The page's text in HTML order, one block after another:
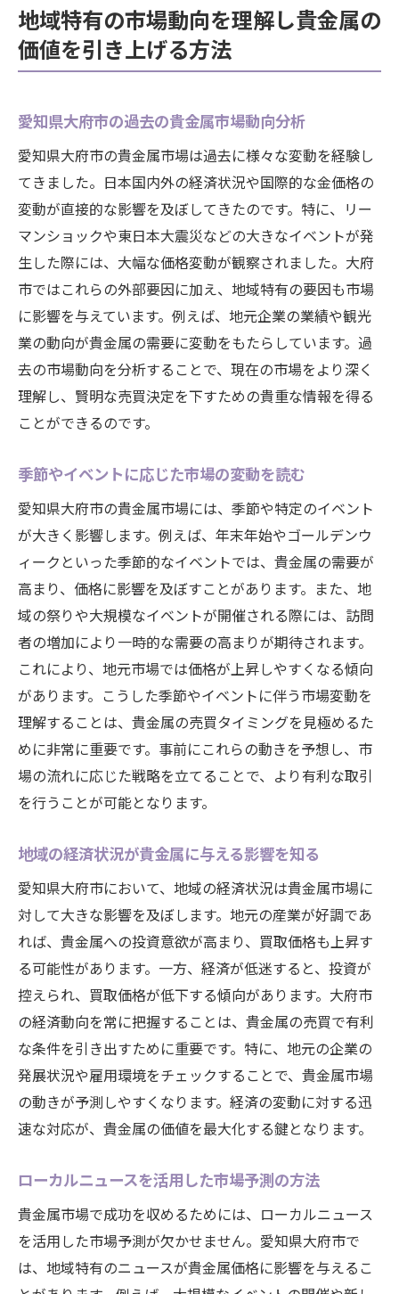
地域特有の市場動向を理解し貴金属の
価値を引き上げる方法
愛知県大府市の過去の貴金属市場動向分析
愛知県大府市の貴金属市場は過去に様々な変動を経験し
てきました。日本国内外の経済状況や国際的な金価格の
変動が直接的な影響を及ぼしてきたのです。特に、リー
マンショックや東日本大震災などの大きなイベントが発
生した際には、大幅な価格変動が観察されました。大府
市ではこれらの外部要因に加え、地域特有の要因も市場
に影響を与えています。例えば、地元企業の業績や観光
業の動向が貴金属の需要に変動をもたらしています。過
去の市場動向を分析することで、現在の市場をより深く
理解し、賢明な売買決定を下すための貴重な情報を得る
ことができるのです。
季節やイベントに応じた市場の変動を読む
愛知県大府市の貴金属市場には、季節や特定のイベント
が大きく影響します。例えば、年末年始やゴールデンウ
ィークといった季節的なイベントでは、貴金属の需要が
高まり、価格に影響を及ぼすことがあります。また、地
域の祭りや大規模なイベントが開催される際には、訪問
者の増加により一時的な需要の高まりが期待されます。
これにより、地元市場では価格が上昇しやすくなる傾向
があります。こうした季節やイベントに伴う市場変動を
理解することは、貴金属の売買タイミングを見極めるた
めに非常に重要です。事前にこれらの動きを予想し、市
場の流れに応じた戦略を立てることで、より有利な取引
を行うことが可能となります。
地域の経済状況が貴金属に与える影響を知る
愛知県大府市において、地域の経済状況は貴金属市場に
対して大きな影響を及ぼします。地元の産業が好調であ
れば、貴金属への投資意欲が高まり、買取価格も上昇す
る可能性があります。一方、経済が低迷すると、投資が
控えられ、買取価格が低下する傾向があります。大府市
の経済動向を常に把握することは、貴金属の売買で有利
な条件を引き出すために重要です。特に、地元の企業の
発展状況や雇用環境をチェックすることで、貴金属市場
の動きが予測しやすくなります。経済の変動に対する迅
速な対応が、貴金属の価値を最大化する鍵となります。
ローカルニュースを活用した市場予測の方法
貴金属市場で成功を収めるためには、ローカルニュース
を活用した市場予測が欠かせません。愛知県大府市で
は、地域特有のニュースが貴金属価格に影響を与えるこ